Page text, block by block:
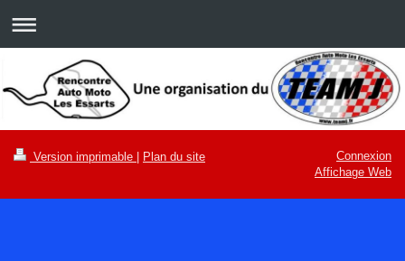
Version imprimable Plan du site
Connexion
Affichage Web